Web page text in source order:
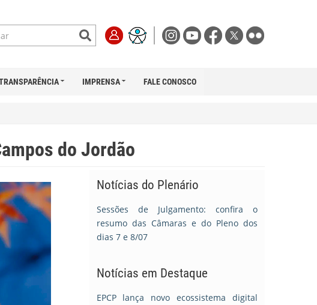
IMPRENSA FALE CONOSCO
do Jordão
Notícias do Plenário
Sessões de Julgamento: confira o
resumo das Câmaras e do Pleno dos
dias 7 e 8/07
Notícias em Destaque
EPCP lança novo ecossistema digital